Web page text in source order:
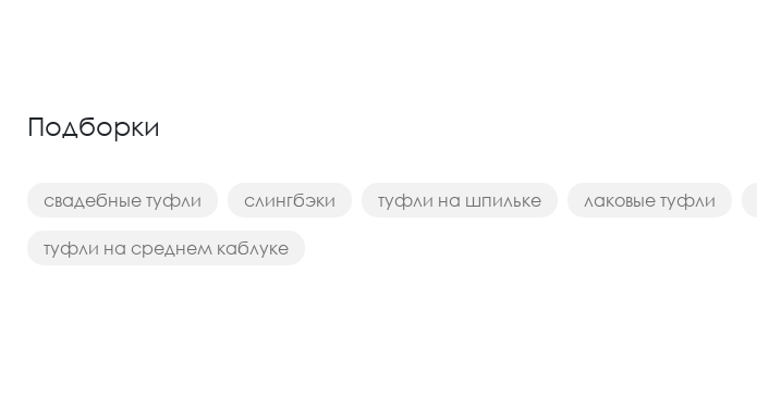
Подборки
свадебные туфли слингбэки туфли на шпильке лаковые туфли
туфли на среднем каблуке